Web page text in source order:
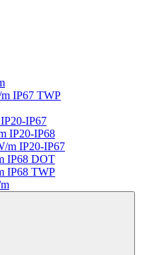
IP67 TWP
IP67
IP20-IP68
m IP20-IP67
IP68 DOT
IP68 TWP